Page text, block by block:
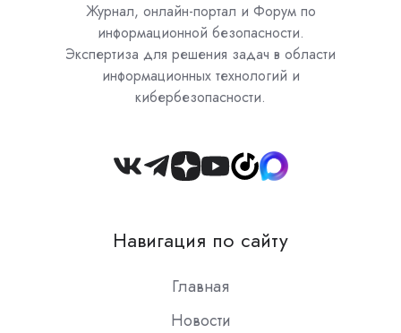
Журнал, онлайн-портал и Форум по
информационной безопасности.
Экспертиза для решения задач в области
информационных технологий и
кибербезопасности.
Join
Slack
Навигация по сайту
Главная
Новости